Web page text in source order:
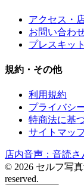
アクセス・
お問い合わ
プレスキッ
規約・その他
利用規約
プライバシ
特商法に基
サイトマッ
店内音声：音読さ
© 2026 セルフ写
reserved.